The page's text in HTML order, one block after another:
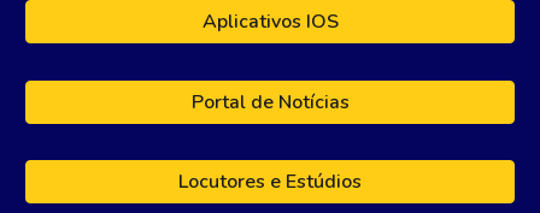
Aplicativos IOS
Portal de Notícias
Locutores e Estúdios